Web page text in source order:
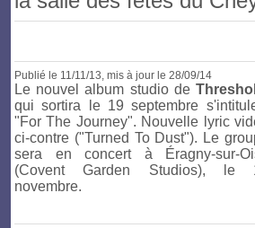
Publié le 11/11/13, mis à jour le 28/09/14
Le nouvel album studio de
qui sortira le 19 septembre
"For The Journey". Nouvelle lyric
ci-contre ("Turned To Dust"). Le
sera en concert à Éragny-sur-
(Covent Garden Studios), le
novembre.